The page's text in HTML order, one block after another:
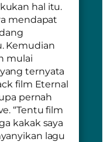
hal itu.
mendapat
Kemudian
mulai
ternyata
film Eternal
pernah
“Tentu film
kakak saya
lagu